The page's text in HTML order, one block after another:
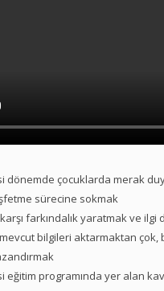
dönemde çocuklarda merak
sürecine sokmak
farkındalık yaratmak ve
bilgileri aktarmaktan çok,
eğitim programında yer alan